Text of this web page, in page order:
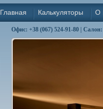
Главная Калькуляторы О
Офис: +38 (067) 524-91-80 | Салон: